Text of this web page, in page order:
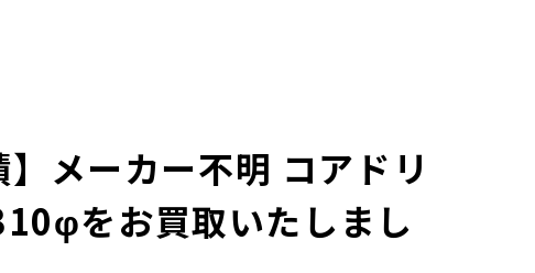
】メーカー不明 コアドリ
をお買取いたしまし